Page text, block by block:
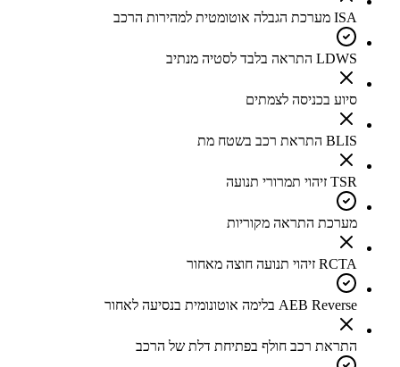
ISA מערכת הגבלה אוטומטית למהירות הרכב
LDWS התראה בלבד לסטיה מנתיב
סיוע בכניסה לצמתים
BLIS התראת רכב בשטח מת
TSR זיהוי תמרורי תנועה
מערכת התראה מקוריות
RCTA זיהוי תנועה חוצה מאחור
AEB Reverse בלימה אוטונומית בנסיעה לאחור
התראת רכב חולף בפתיחת דלת של הרכב